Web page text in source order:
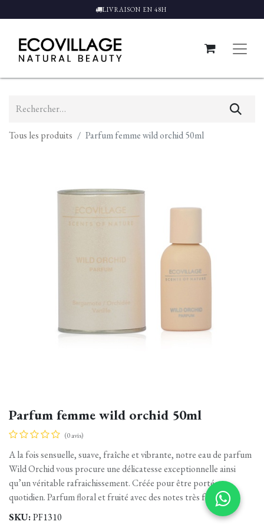
LIVRAISON EN 48H
Tous les produits Parfum femme wild orchid 50ml
Parfum femme wild orchid 50ml
(0 avis)
A la fois sensuelle, suave, fraîche et vibrante, notre eau de parfum
Wild Orchid vous procure une délicatesse exceptionnelle ainsi
qu’un véritable rafraichissement. Créée pour être portée au
quotidien. Parfum floral et fruité avec des notes très fraîches.
SKU:PF1310